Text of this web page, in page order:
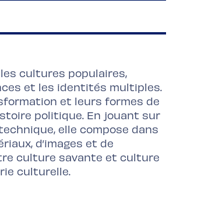
cultures populaires,
et les identités multiples.
et leurs formes de
politique. En jouant sur
elle compose dans
d’images et de
culture savante et culture
culturelle.